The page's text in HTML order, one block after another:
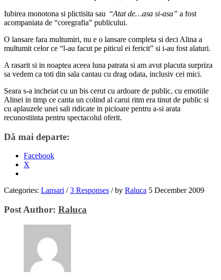
Iubirea monotona si plictisita sau “Atat de…asa si-asa” a fost
acompaniata de “coregrafia” publicului.
O lansare fara multumiri, nu e o lansare completa si deci Alina a
multumit celor ce “l-au facut pe piticul ei fericit” si i-au fost alaturi.
A rasarit si in noaptea aceea luna patrata si am avut placuta surpriza
sa vedem ca toti din sala cantau cu drag odata, inclusiv cei mici.
Seara s-a incheiat cu un bis cerut cu ardoare de public, cu emotiile
Alinei in timp ce canta un colind al carui ritm era tinut de public si
cu aplauzele unei sali ridicate in picioare pentru a-si arata
recunostiinta pentru spectacolul oferit.
Dă mai departe:
Facebook
X
Categories: Lansari / 3 Responses /by Raluca 5 December 2009
Post Author: Raluca